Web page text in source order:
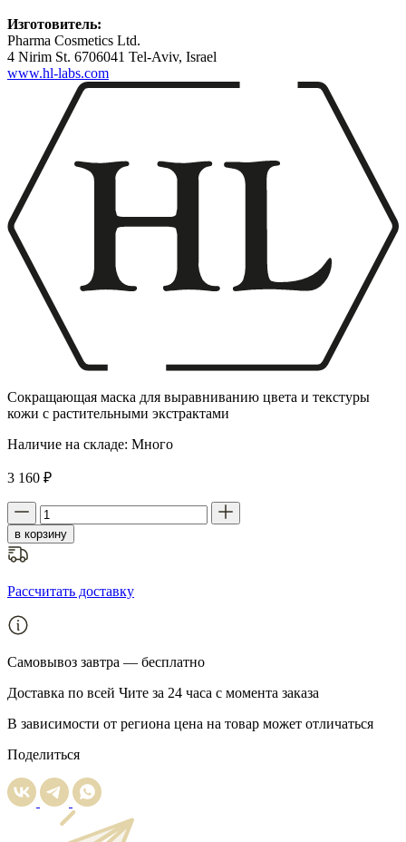
Изготовитель:
Pharma Cosmetics Ltd.
4 Nirim St. 6706041 Tel-Aviv, Israel
www.hl-labs.com
Сокращающая маска для выравниванию цвета и текстуры
кожи с растительными экстрактами
Наличие на складе: Много
3 160 ₽
в корзину
Рассчитать доставку
Самовывоз завтра — бесплатно
Доставка по всей Чите за 24 часа с момента заказа
В зависимости от региона цена на товар может отличаться
Поделиться